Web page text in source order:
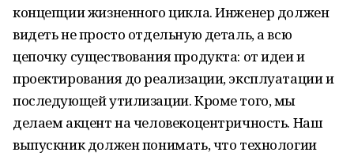
концепции жизненного цикла. Инженер должен
видеть не просто отдельную деталь, а всю
цепочку существования продукта: от идеи и
проектирования до реализации, эксплуатации и
последующей утилизации. Кроме того, мы
делаем акцент на человекоцентричность. Наш
выпускник должен понимать, что технологии